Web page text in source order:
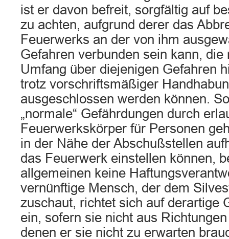
ist er davon befreit, sorgfältig auf
zu achten, aufgrund derer das
Feuerwerks an der von ihm
Gefahren verbunden sein kann, die
Umfang über diejenigen Gefahren
trotz vorschriftsmäßiger
ausgeschlossen werden können.
„normale“ Gefährdungen durch
Feuerwerkskörper für Personen
in der Nähe der Abschußstellen
das Feuerwerk einstellen können,
allgemeinen keine
vernünftige Mensch, der dem
zuschaut, richtet sich auf derartige
ein, sofern sie nicht aus
denen er sie nicht zu erwarten